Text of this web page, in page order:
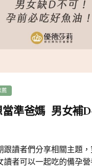
薦
當準爸媽 男女補
跟讀者們分享相關主題
讀者可以一起吃的備孕